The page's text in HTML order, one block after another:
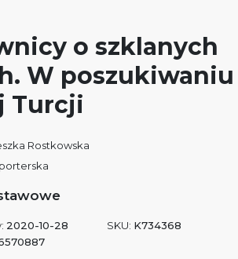
o szklanych
W poszukiwaniu
Turcji
Rostkowska
2020-10-28
SKU: K734368